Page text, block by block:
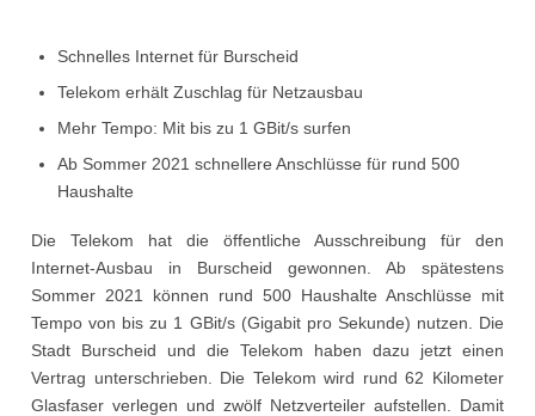
Schnelles Internet für Burscheid
Telekom erhält Zuschlag für Netzausbau
Mehr Tempo: Mit bis zu 1 GBit/s surfen
Ab Sommer 2021 schnellere Anschlüsse für rund 500
Haushalte
Die Telekom hat die öffentliche Ausschreibung für den
Internet-Ausbau in Burscheid gewonnen. Ab spätestens
Sommer 2021 können rund 500 Haushalte Anschlüsse mit
Tempo von bis zu 1 GBit/s (Gigabit pro Sekunde) nutzen. Die
Stadt Burscheid und die Telekom haben dazu jetzt einen
Vertrag unterschrieben. Die Telekom wird rund 62 Kilometer
Glasfaser verlegen und zwölf Netzverteiler aufstellen. Damit